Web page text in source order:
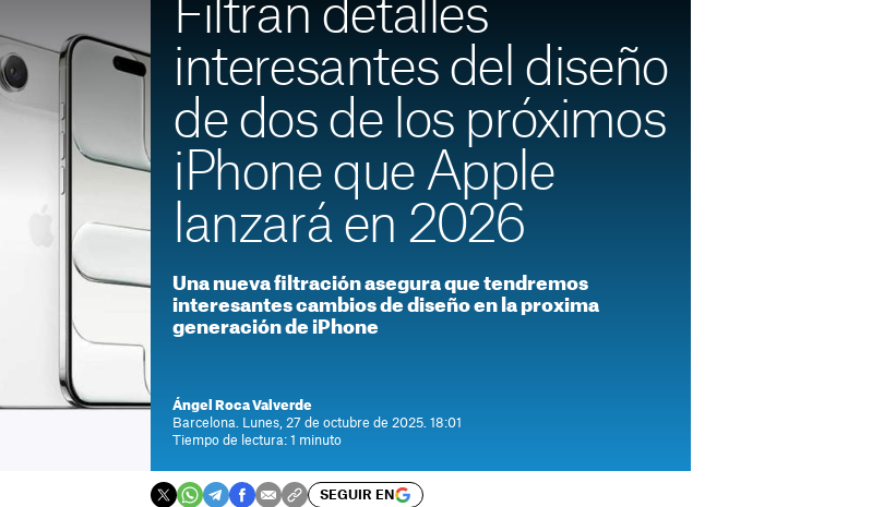
Filtran detalles
interesantes del diseño
de dos de los próximos
iPhone que Apple
lanzará en 2026
Una nueva filtración asegura que tendremos
interesantes cambios de diseño en la proxima
generación de iPhone
Ángel Roca Valverde
Barcelona. Lunes, 27 de octubre de 2025. 18:01
Tiempo de lectura: 1 minuto
SEGUIR EN